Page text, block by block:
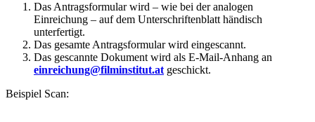
Das Antragsformular wird – wie bei der analogen
Einreichung – auf dem Unterschriftenblatt händisch
unterfertigt.
Das gesamte Antragsformular wird eingescannt.
Das gescannte Dokument wird als E-Mail-Anhang an
einreichung@filminstitut.at geschickt.
Beispiel Scan: